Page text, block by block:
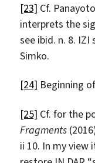
[23] Cf.
interprets the
see ibid. n. 8.
Simko.
[24] Beginning
[25] Cf. for the
Fragments
ii 10. In my view